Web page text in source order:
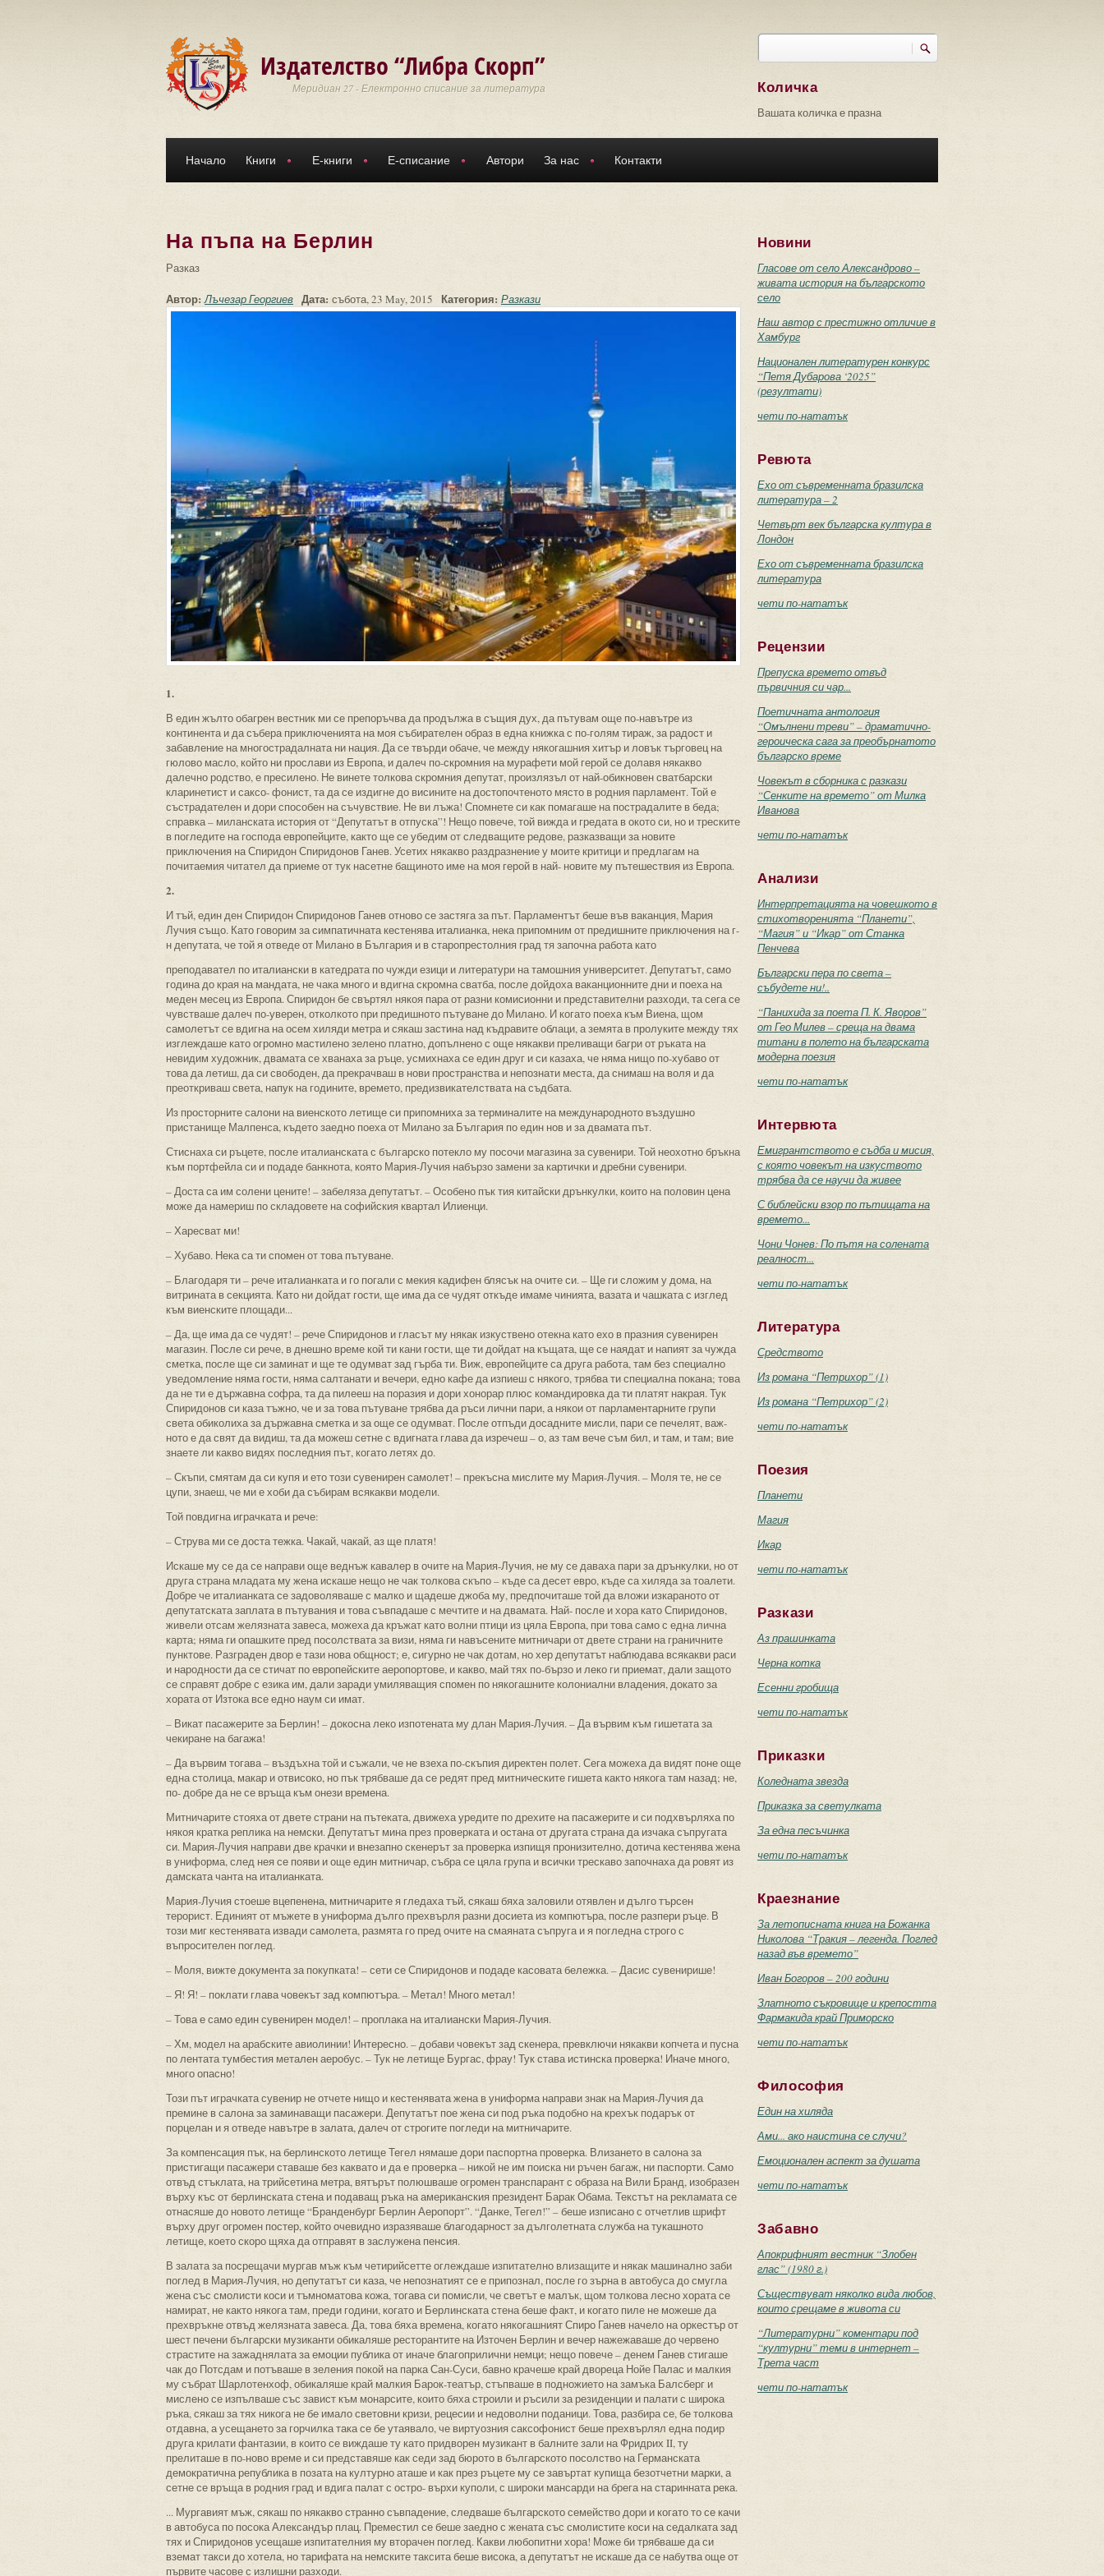
Издателство “Либра Скорп”
Меридиан 27 - Електронно списание за литература
Търси
Количка
Вашата количка е празна
Начало Книги Е-книги Е-списание Автори За нас Контакти
На пъпа на Берлин
Разказ
Автор:Лъчезар Георгиев Дата: събота, 23 May, 2015 Категория: Разкази
1.
В един жълто обагрен вестник ми се препоръчва да продължа в същия дух, да пътувам още по-навътре из
континента и да събера приключенията на моя събирателен образ в една книжка с по-голям тираж, за радост и
забавление на многострадалната ни нация. Да се твърди обаче, че между някогашния хитър и ловък търговец на
гюлово масло, който ни прослави из Европа, и далеч по-скромния на мурафети мой герой се долавя някакво
далечно родство, е пресилено. Не винете толкова скромния депутат, произлязъл от най-обикновен сватбарски
кларинетист и саксо- фонист, та да се издигне до висините на достопочтеното място в родния парламент. Той е
състрадателен и дори способен на съчувствие. Не ви лъжа! Спомнете си как помагаше на пострадалите в беда;
справка – миланската история от “Депутатът в отпуска”! Нещо повече, той вижда и гредата в окото си, но и треските
в погледите на господа европейците, както ще се убедим от следващите редове, разказващи за новите
приключения на Спиридон Спиридонов Ганев. Усетих някакво раздразнение у моите критици и предлагам на
почитаемия читател да приеме от тук насетне бащиното име на моя герой в най- новите му пътешествия из Европа.
2.
И тъй, един ден Спиридон Спиридонов Ганев отново се застяга за път. Парламентът беше във ваканция, Мария
Лучия също. Като говорим за симпатичната кестенява италианка, нека припомним от предишните приключения на г-
н депутата, че той я отведе от Милано в България и в старопрестолния град тя започна работа като
преподавател по италиански в катедрата по чужди езици и литератури на тамошния университет. Депутатът, само
година до края на мандата, не чака много и вдигна скромна сватба, после дойдоха ваканционните дни и поеха на
меден месец из Европа. Спиридон бе свъртял някоя пара от разни комисионни и представителни разходи, та сега се
чувстваше далеч по-уверен, отколкото при предишното пътуване до Милано. И когато поеха към Виена, щом
самолетът се вдигна на осем хиляди метра и сякаш застина над къдравите облаци, а земята в пролуките между тях
изглеждаше като огромно мастилено зелено платно, допълнено с още някакви преливащи багри от ръката на
невидим художник, двамата се хванаха за ръце, усмихнаха се един друг и си казаха, че няма нищо по-хубаво от
това да летиш, да си свободен, да прекрачваш в нови пространства и непознати места, да снимаш на воля и да
преоткриваш света, напук на годините, времето, предизвикателствата на съдбата.
Из просторните салони на виенското летище си припомниха за терминалите на международното въздушно
пристанище Малпенса, където заедно поеха от Милано за България по един нов и за двамата път.
Стиснаха си ръцете, после италианската с българско потекло му посочи магазина за сувенири. Той неохотно бръкна
към портфейла си и подаде банкнота, която Мария-Лучия набързо замени за картички и дребни сувенири.
– Доста са им солени цените! – забеляза депутатът. – Особено пък тия китайски дрънкулки, които на половин цена
може да намериш по складовете на софийския квартал Илиенци.
– Харесват ми!
– Хубаво. Нека са ти спомен от това пътуване.
– Благодаря ти – рече италианката и го погали с мекия кадифен блясък на очите си. – Ще ги сложим у дома, на
витрината в секцията. Като ни дойдат гости, ще има да се чудят откъде имаме чинията, вазата и чашката с изглед
към виенските площади...
– Да, ще има да се чудят! – рече Спиридонов и гласът му някак изкуствено отекна като ехо в празния сувенирен
магазин. После си рече, в днешно време кой ти кани гости, ще ти дойдат на къщата, ще се наядат и напият за чужда
сметка, после ще си заминат и ще те одумват зад гърба ти. Виж, европейците са друга работа, там без специално
уведомление няма гости, няма салтанати и вечери, едно кафе да изпиеш с някого, трябва ти специална покана; това
да не ти е държавна софра, та да пилееш на поразия и дори хонорар плюс командировка да ти платят накрая. Тук
Спиридонов си каза тъжно, че и за това пътуване трябва да ръси лични пари, а някои от парламентарните групи
света обиколиха за държавна сметка и за още се одумват. После отпъди досадните мисли, пари се печелят, важ-
ното е да свят да видиш, та да можеш сетне с вдигната глава да изречеш – о, аз там вече съм бил, и там, и там; вие
знаете ли какво видях последния път, когато летях до.
– Скъпи, смятам да си купя и ето този сувенирен самолет! – прекъсна мислите му Мария-Лучия. – Моля те, не се
цупи, знаеш, че ми е хоби да събирам всякакви модели.
Той повдигна играчката и рече:
– Струва ми се доста тежка. Чакай, чакай, аз ще платя!
Искаше му се да се направи още веднъж кавалер в очите на Мария-Лучия, не му се даваха пари за дрънкулки, но от
друга страна младата му жена искаше нещо не чак толкова скъпо – къде са десет евро, къде са хиляда за тоалети.
Добре че италианката се задоволяваше с малко и щадеше джоба му, предпочиташе той да вложи изкараното от
депутатската заплата в пътувания и това съвпадаше с мечтите и на двамата. Най- после и хора като Спиридонов,
живели отсам желязната завеса, можеха да кръжат като волни птици из цяла Европа, при това само с една лична
карта; няма ги опашките пред посолствата за визи, няма ги навъсените митничари от двете страни на граничните
пунктове. Разграден двор е тази нова общност; е, сигурно не чак дотам, но хер депутатът наблюдава всякакви раси
и народности да се стичат по европейските аеропортове, и какво, май тях по-бързо и леко ги приемат, дали защото
се справят добре с езика им, дали заради умиляващия спомен по някогашните колониални владения, докато за
хората от Изтока все едно наум си имат.
– Викат пасажерите за Берлин! – докосна леко изпотената му длан Мария-Лучия. – Да вървим към гишетата за
чекиране на багажа!
– Да вървим тогава – въздъхна той и съжали, че не взеха по-скъпия директен полет. Сега можеха да видят поне още
една столица, макар и отвисоко, но пък трябваше да се редят пред митническите гишета както някога там назад; не,
по- добре да не се връща към онези времена.
Митничарите стояха от двете страни на пътеката, движеха уредите по дрехите на пасажерите и си подхвърляха по
някоя кратка реплика на немски. Депутатът мина през проверката и остана от другата страна да изчака съпругата
си. Мария-Лучия направи две крачки и внезапно скенерът за проверка изпищя пронизително, дотича кестенява жена
в униформа, след нея се появи и още един митничар, събра се цяла група и всички трескаво започнаха да ровят из
дамската чанта на италианката.
Мария-Лучия стоеше вцепенена, митничарите я гледаха тъй, сякаш бяха заловили отявлен и дълго търсен
терорист. Единият от мъжете в униформа дълго прехвърля разни досиета из компютъра, после разпери ръце. В
този миг кестенявата извади самолета, размята го пред очите на смаяната съпруга и я погледна строго с
въпросителен поглед.
– Моля, вижте документа за покупката! – сети се Спиридонов и подаде касовата бележка. – Дасис сувенирише!
– Я! Я! – поклати глава човекът зад компютъра. – Метал! Много метал!
– Това е само един сувенирен модел! – проплака на италиански Мария-Лучия.
– Хм, модел на арабските авиолинии! Интересно. – добави човекът зад скенера, превключи някакви копчета и пусна
по лентата тумбестия метален аеробус. – Тук не летище Бургас, фрау! Тук става истинска проверка! Иначе много,
много опасно!
Този път играчката сувенир не отчете нищо и кестенявата жена в униформа направи знак на Мария-Лучия да
премине в салона за заминаващи пасажери. Депутатът пое жена си под ръка подобно на крехък подарък от
порцелан и я отведе навътре в залата, далеч от строгите погледи на митничарите.
За компенсация пък, на берлинското летище Тегел нямаше дори паспортна проверка. Влизането в салона за
пристигащи пасажери ставаше без каквато и да е проверка – никой не им поиска ни ръчен багаж, ни паспорти. Само
отвъд стъклата, на трийсетина метра, вятърът полюшваше огромен транспарант с образа на Вили Бранд, изобразен
върху къс от берлинската стена и подаващ ръка на американския президент Барак Обама. Текстът на рекламата се
отнасяше до новото летище “Бранденбург Берлин Аеропорт”. “Данке, Тегел!” – беше изписано с отчетлив шрифт
върху друг огромен постер, който очевидно изразяваше благодарност за дълголетната служба на тукашното
летище, което скоро щяха да отправят в заслужена пенсия.
В залата за посрещачи мургав мъж към четирийсетте оглеждаше изпитателно влизащите и някак машинално заби
поглед в Мария-Лучия, но депутатът си каза, че непознатият се е припознал, после го зърна в автобуса до смугла
жена със смолисти коси и тъмноматова кожа, тогава си помисли, че светът е малък, щом толкова лесно хората се
намират, не както някога там, преди години, когато и Берлинската стена беше факт, и когато пиле не можеше да
прехвръкне отвъд желязната завеса. Да, това бяха времена, когато някогашният Спиро Ганев начело на оркестър от
шест печени български музиканти обикаляше ресторантите на Източен Берлин и вечер нажежаваше до червено
страстите на зажаднялата за емоции публика от иначе благоприлични немци; нещо повече – денем Ганев стигаше
чак до Потсдам и потъваше в зеления покой на парка Сан-Суси, бавно крачеше край двореца Нойе Палас и малкия
му събрат Шарлотенхоф, обикаляше край малкия Барок-театър, стъпваше в подножието на замъка Балсберг и
мислено се изпълваше със завист към монарсите, които бяха строили и ръсили за резиденции и палати с широка
ръка, сякаш за тях никога не бе имало световни кризи, рецесии и недоволни поданици. Това, разбира се, бе толкова
отдавна, а усещането за горчилка така се бе утаявало, че виртуозния саксофонист беше прехвърлял една подир
друга крилати фантазии, в които се виждаше ту като придворен музикант в балните зали на Фридрих II, ту
прелиташе в по-ново време и си представяше как седи зад бюрото в българското посолство на Германската
демократична република в позата на културно аташе и как през ръцете му се завъртат купища безотчетни марки, а
сетне се връща в родния град и вдига палат с остро- върхи куполи, с широки мансарди на брега на старинната река.
... Мургавият мъж, сякаш по някакво странно съвпадение, следваше българското семейство дори и когато то се качи
в автобуса по посока Александър плац. Преместил се беше заедно с жената със смолистите коси на седалката зад
тях и Спиридонов усещаше изпитателния му вторачен поглед. Какви любопитни хора! Може би трябваше да си
вземат такси до хотела, но тарифата на немските таксита беше висока, а депутатът не искаше да се набутва още от
първите часове с излишни разходи.
Новини
Гласове от село Александрово –
живата история на българското
село
Наш автор с престижно отличие в
Хамбург
Национален литературен конкурс
“Петя Дубарова ‘2025”
(резултати)
чети по-нататък
Ревюта
Ехо от съвременната бразилска
литература – 2
Четвърт век българска култура в
Лондон
Ехо от съвременната бразилска
литература
чети по-нататък
Рецензии
Препуска времето отвъд
първичния си чар...
Поетичната антология
“Омълнени треви” – драматично-
героическа сага за преобърнатото
българско време
Човекът в сборника с разкази
“Сенките на времето” от Милка
Иванова
чети по-нататък
Анализи
Интерпретацията на човешкото в
стихотворенията “Планети”,
“Магия” и “Икар” от Станка
Пенчева
Български пера по света –
събудете ни!..
“Панихида за поета П. К. Яворов”
от Гео Милев – среща на двама
титани в полето на българската
модерна поезия
чети по-нататък
Интервюта
Емигрантството е съдба и мисия,
с която човекът на изкуството
трябва да се научи да живее
С библейски взор по пътищата на
времето...
Чони Чонев: По пътя на солената
реалност...
чети по-нататък
Литература
Средството
Из романа “Петрихор” (1)
Из романа “Петрихор” (2)
чети по-нататък
Поезия
Планети
Магия
Икар
чети по-нататък
Разкази
Аз прашинката
Черна котка
Есенни гробища
чети по-нататък
Приказки
Коледната звезда
Приказка за светулката
За една песъчинка
чети по-нататък
Краезнание
За летописната книга на Божанка
Николова “Тракия – легенда. Поглед
назад във времето”
Иван Богоров – 200 години
Златното съкровище и крепостта
Фармакида край Приморско
чети по-нататък
Философия
Един на хиляда
Ами... ако наистина се случи?
Емоционален аспект за душата
чети по-нататък
Забавно
Апокрифният вестник “Злобен
глас” (1980 г.)
Съществуват няколко вида любов,
които срещаме в живота си
“Литературни” коментари под
“културни” теми в интернет –
Трета част
чети по-нататък